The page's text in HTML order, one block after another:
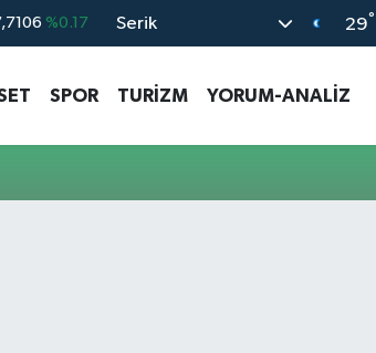
%0.17
%0.35
%2.59
Serik 29°
SPOR TURİZM YORUM-ANALİZ